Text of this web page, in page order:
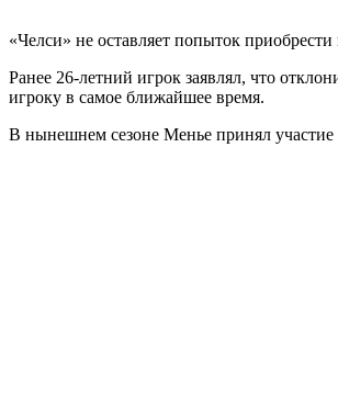
«Челси» не оставляет попыток
Ранее 26-летний игрок заявлял, что
игроку в самое ближайшее время.
В нынешнем сезоне Менье принял участие